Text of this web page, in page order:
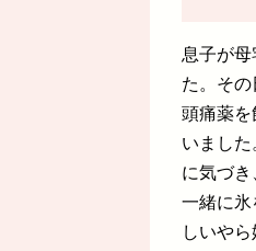
息子が
た。そ
頭痛薬を
いまし
に気づ
一緒に氷
しいや